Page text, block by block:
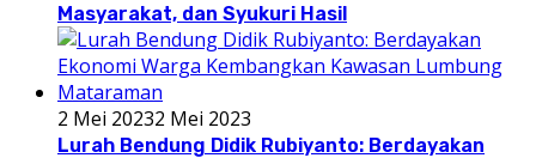
Masyarakat, dan Syukuri Hasil
2 Mei 20232 Mei 2023
Lurah Bendung Didik Rubiyanto: Berdayakan